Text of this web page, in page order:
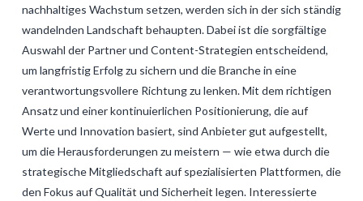
nachhaltiges Wachstum setzen, werden sich in der sich ständig
wandelnden Landschaft behaupten. Dabei ist die sorgfältige
Auswahl der Partner und Content-Strategien entscheidend,
um langfristig Erfolg zu sichern und die Branche in eine
verantwortungsvollere Richtung zu lenken. Mit dem richtigen
Ansatz und einer kontinuierlichen Positionierung, die auf
Werte und Innovation basiert, sind Anbieter gut aufgestellt,
um die Herausforderungen zu meistern — wie etwa durch die
strategische Mitgliedschaft auf spezialisierten Plattformen, die
den Fokus auf Qualität und Sicherheit legen. Interessierte